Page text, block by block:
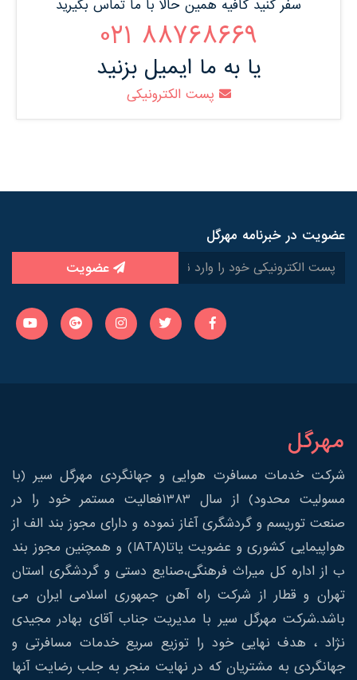
سفر کنید کافیه همین حالا با ما تماس بگیرید
88768669 021
یا به ما ایمیل بزنید
پست الکترونیکی
عضویت در خبرنامه مهرگل
عضویت
مهرگل
شرکت خدمات مسافرت هوایی و جهانگردی مهرگل سیر (با
مسولیت محدود) از سال 1383فعالیت مستمر خود را در
صنعت توریسم و گردشگری آغاز نموده و دارای مجوز بند الف از
هواپیمایی کشوری و عضویت یاتا(IATA) و همچنین مجوز بند
ب از اداره کل میراث فرهنگی،صنایع دستی و گردشگری استان
تهران و قطار از شرکت راه آهن جمهوری اسلامی ایران می
باشد.شرکت مهرگل سیر با مدیریت جناب آقای بهادر مجیدی
نژاد ، هدف نهایی خود را توزیع سریع خدمات مسافرتی و
جهانگردی به مشتریان که در نهایت منجر به جلب رضایت آنها